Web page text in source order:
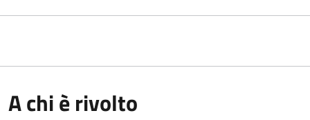
A chi è rivolto